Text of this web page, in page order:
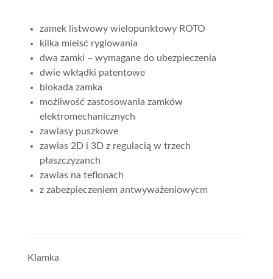
zamek listwowy wielopunktowy ROTO
kilka mieisć ryglowania
dwa zamki – wymagane do ubezpieczenia
dwie wkłądki patentowe
blokada zamka
możliwość zastosowania zamków
elektromechanicznych
zawiasy puszkowe
zawias 2D i 3D z regulacią w trzech
płaszczyzanch
zawias na teflonach
z zabezpieczeniem antwyważeniowycm
Klamka